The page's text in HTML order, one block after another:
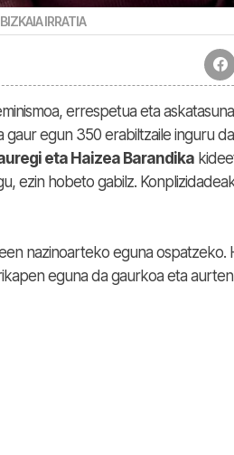
BIZKAIA IRRATIA
errespetua eta
egun 350 erabiltzaile inguru
eta Haizea Barandika
ezin hobeto gabilz.
nazinoarteko eguna ospatzeko.
eguna da gaurkoa eta